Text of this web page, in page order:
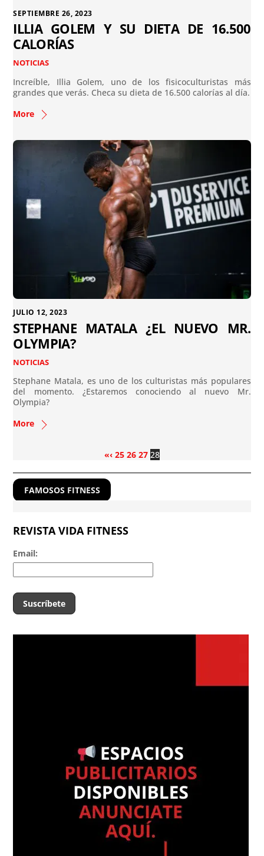
SEPTIEMBRE 26, 2023
ILLIA GOLEM Y SU DIETA DE 16.500
CALORÍAS
NOTICIAS
Increíble, Illia Golem, uno de los fisicoculturistas más
grandes que verás. Checa su dieta de 16.500 calorías al día.
More
JULIO 12, 2023
STEPHANE MATALA ¿EL NUEVO MR.
OLYMPIA?
NOTICIAS
Stephane Matala, es uno de los culturistas más populares
del momento. ¿Estaremos conociendo al nuevo Mr.
Olympia?
More
«‹ 25 26 27 28
FAMOSOS FITNESS
REVISTA VIDA FITNESS
Email: